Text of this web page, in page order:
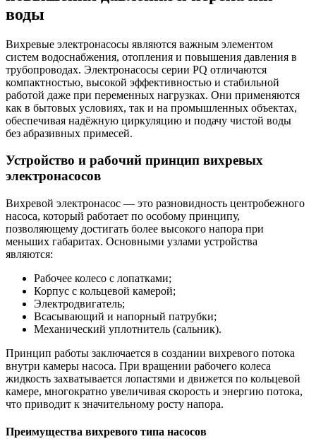
воды
Вихревые электронасосы являются важным элементом
систем водоснабжения, отопления и повышения давления в
трубопроводах. Электронасосы серии PQ отличаются
компактностью, высокой эффективностью и стабильной
работой даже при переменных нагрузках. Они применяются
как в бытовых условиях, так и на промышленных объектах,
обеспечивая надёжную циркуляцию и подачу чистой воды
без абразивных примесей.
Устройство и рабочий принцип вихревых
электронасосов
Вихревой электронасос — это разновидность центробежного
насоса, который работает по особому принципу,
позволяющему достигать более высокого напора при
меньших габаритах. Основными узлами устройства
являются:
Рабочее колесо с лопатками;
Корпус с кольцевой камерой;
Электродвигатель;
Всасывающий и напорный патрубки;
Механический уплотнитель (сальник).
Принцип работы заключается в создании вихревого потока
внутри камеры насоса. При вращении рабочего колеса
жидкость захватывается лопастями и движется по кольцевой
камере, многократно увеличивая скорость и энергию потока,
что приводит к значительному росту напора.
Преимущества вихревого типа насосов